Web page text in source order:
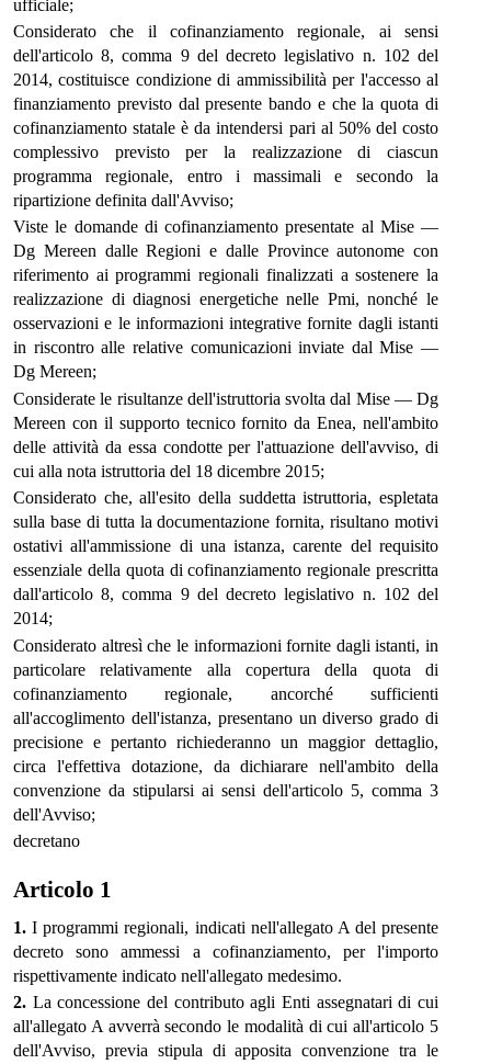
ufficiale;
Considerato che il cofinanziamento regionale, ai sensi
dell'articolo 8, comma 9 del decreto legislativo n. 102 del
2014, costituisce condizione di ammissibilità per l'accesso al
finanziamento previsto dal presente bando e che la quota di
cofinanziamento statale è da intendersi pari al 50% del costo
complessivo previsto per la realizzazione di ciascun
programma regionale, entro i massimali e secondo la
ripartizione definita dall'Avviso;
Viste le domande di cofinanziamento presentate al Mise —
Dg Mereen dalle Regioni e dalle Province autonome con
riferimento ai programmi regionali finalizzati a sostenere la
realizzazione di diagnosi energetiche nelle Pmi, nonché le
osservazioni e le informazioni integrative fornite dagli istanti
in riscontro alle relative comunicazioni inviate dal Mise —
Dg Mereen;
Considerate le risultanze dell'istruttoria svolta dal Mise — Dg
Mereen con il supporto tecnico fornito da Enea, nell'ambito
delle attività da essa condotte per l'attuazione dell'avviso, di
cui alla nota istruttoria del 18 dicembre 2015;
Considerato che, all'esito della suddetta istruttoria, espletata
sulla base di tutta la documentazione fornita, risultano motivi
ostativi all'ammissione di una istanza, carente del requisito
essenziale della quota di cofinanziamento regionale prescritta
dall'articolo 8, comma 9 del decreto legislativo n. 102 del
2014;
Considerato altresì che le informazioni fornite dagli istanti, in
particolare relativamente alla copertura della quota di
cofinanziamento regionale, ancorché sufficienti
all'accoglimento dell'istanza, presentano un diverso grado di
precisione e pertanto richiederanno un maggior dettaglio,
circa l'effettiva dotazione, da dichiarare nell'ambito della
convenzione da stipularsi ai sensi dell'articolo 5, comma 3
dell'Avviso;
decretano
Articolo 1
1. I programmi regionali, indicati nell'allegato A del presente
decreto sono ammessi a cofinanziamento, per l'importo
rispettivamente indicato nell'allegato medesimo.
2. La concessione del contributo agli Enti assegnatari di cui
all'allegato A avverrà secondo le modalità di cui all'articolo 5
dell'Avviso, previa stipula di apposita convenzione tra le